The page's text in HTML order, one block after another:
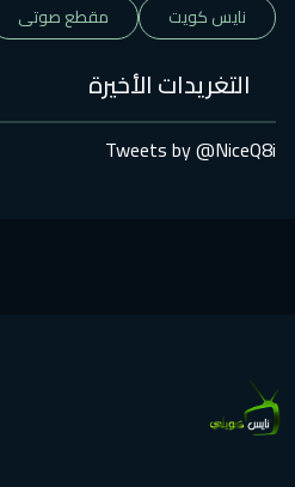
نايس كويت
مقطع صوتى
التغريدات الأخيرة
Tweets by @NiceQ8i